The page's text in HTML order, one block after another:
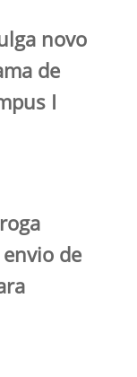
novo
de
I
de